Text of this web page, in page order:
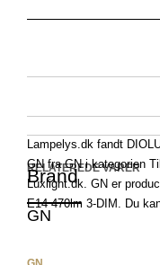
Lampelys.dk fandt
GN fra GN i kategorien
Luxlight.dk. GN er
E14 470lm 3-DIM. Du
Brand
GN
RELATEREDE VARER